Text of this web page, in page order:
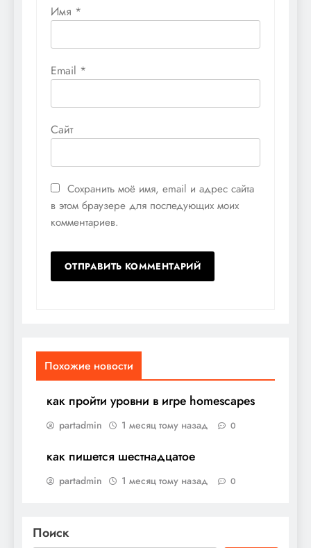
Имя *
Email *
Сайт
Сохранить моё имя, email и адрес сайта
в этом браузере для последующих моих
комментариев.
Похожие новости
как пройти уровни в игре homescapes
partadmin 1 месяц тому назад 0
как пишется шестнадцатое
partadmin 1 месяц тому назад 0
Поиск